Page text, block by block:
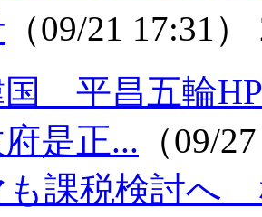
（09/21 17:31）
国 平昌五輪
是正... （09/
も課税検討へ